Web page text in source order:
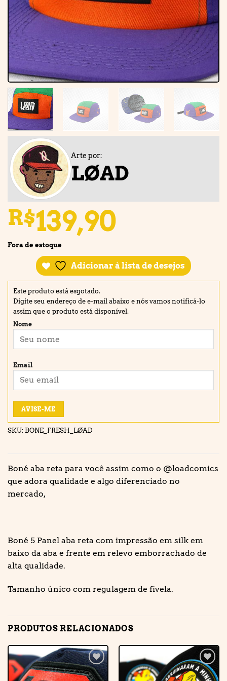
Arte por:
LØAD
R$139,90
Fora de estoque
Adicionar à lista de desejos
Este produto está esgotado.
Digite seu endereço de e-mail abaixo e nós vamos notificá-lo
assim que o produto está disponível.
Nome
Email
AVISE-ME
SKU: BONE_FRESH_LØAD
Boné aba reta para você assim como o @loadcomics
que adora qualidade e algo diferenciado no
mercado,
Boné 5 Panel aba reta com impressão em silk em
baixo da aba e frente em relevo emborrachado de
alta qualidade.
Tamanho único com regulagem de fivela.
PRODUTOS RELACIONADOS